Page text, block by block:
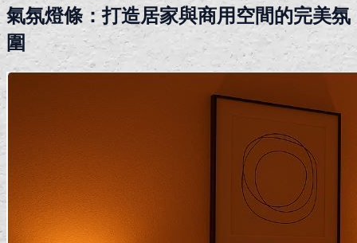
氣氛燈條：打造居家與商用空間的完美氛
圍